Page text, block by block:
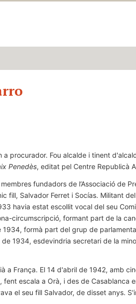
procurador. Fou alcalde i tinent
Penedès, editat pel Centre Republicà
fundadors de l’Associació de
fill, Salvador Ferret i Socías. Militant
havia estat escollit vocal del seu
circumscripció, formant part de la
formà part del grup de
1934, esdevindria secretari de la
a França. El 14 d'abril de 1942, amb
escala a Orà, i des de Casablanca
el seu fill Salvador, de disset anys.